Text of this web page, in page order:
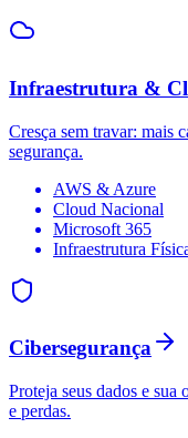
Infraestrutura &
Cresça sem travar: mais
segurança.
AWS & Azure
Cloud Nacional
Microsoft 365
Infraestrutura
Cibersegurança
Proteja seus dados e sua
e perdas.